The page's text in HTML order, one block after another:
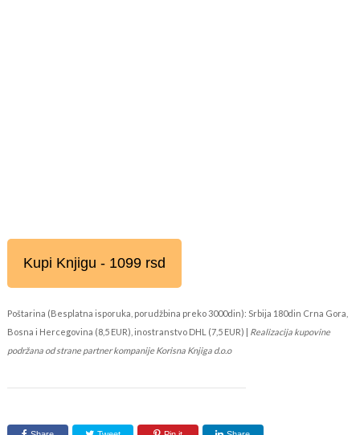
Kupi Knjigu - 1099 rsd
Poštarina (Besplatna isporuka, porudžbina preko 3000din): Srbija 180din Crna Gora,
Bosna i Hercegovina (8,5 EUR), inostranstvo DHL (7,5 EUR) | Realizacija kupovine
podržana od strane partner kompanije Korisna Knjiga d.o.o